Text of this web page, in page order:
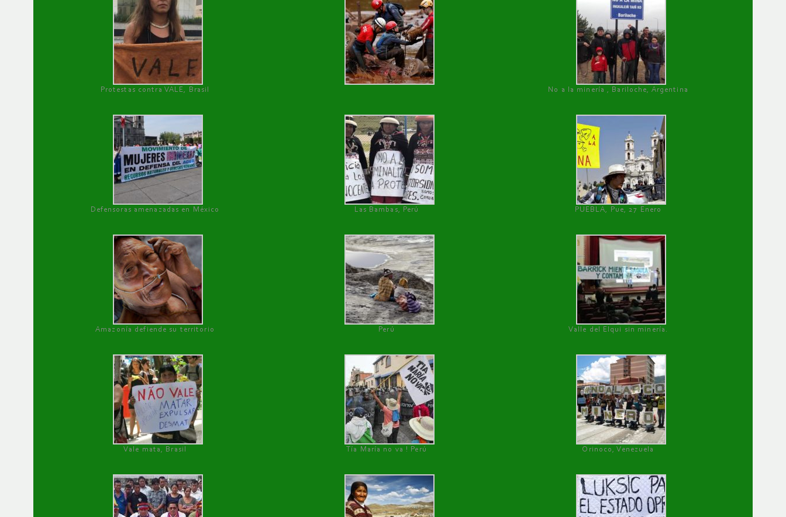
Protestas contra VALE, Brasil No a la minería , Bariloche, Argentina
Defensoras amenazadas en México Las Bambas, Perú PUEBLA, Pue, 27 Enero
Amazonía defiende su territorio Perú Valle del Elqui sin minería.
Vale mata, Brasil Tía María no va ! Perú Orinoco, Venezuela